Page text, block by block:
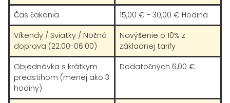
Čas čakania
15,00 € - 30,00 € Hodina
Víkendy / Sviatky / Nočná
doprava (22:00-06:00)
Navýšenie o 10% z
základnej tarify
Objednávka s krátkym
predstihom (menej ako 3
hodiny)
Dodatočných 6,00 €